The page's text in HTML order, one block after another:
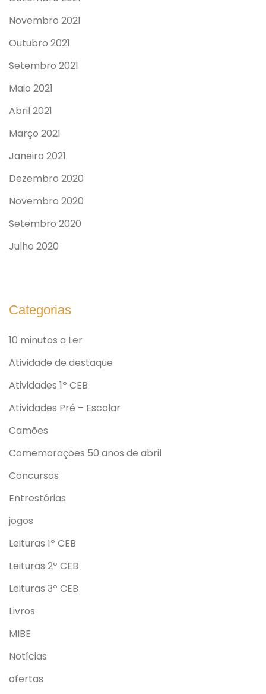
Novembro 2021
Outubro 2021
Setembro 2021
Maio 2021
Abril 2021
Março 2021
Janeiro 2021
Dezembro 2020
Novembro 2020
Setembro 2020
Julho 2020
Categorias
10 minutos a Ler
Atividade de destaque
Atividades 1º CEB
Atividades Pré – Escolar
Camões
Comemorações 50 anos de abril
Concursos
Entrestórias
jogos
Leituras 1º CEB
Leituras 2º CEB
Leituras 3º CEB
Livros
MIBE
Notícias
ofertas